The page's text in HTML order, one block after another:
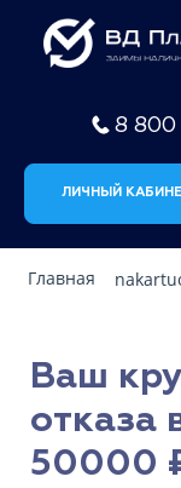
8 800
ЛИЧНЫЙ
Главная
Ваш
отказа
50000